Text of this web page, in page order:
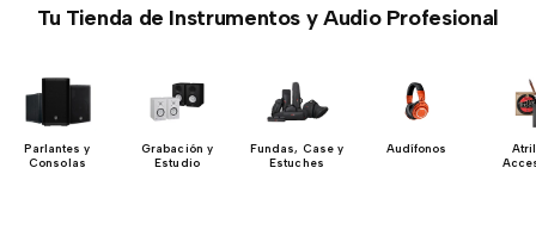
Tu Tienda de Instrumentos y Audio Profesional
Parlantes y
Consolas
Grabación y
Estudio
Fundas, Case y
Estuches
Audífonos